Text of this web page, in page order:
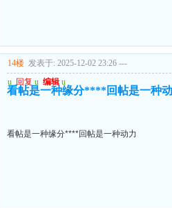
14楼 发表于: 2025-12-02 23:26 ---
u 回复 u 编辑 u
看帖是一种缘分****回帖是一种
看帖是一种缘分****回帖是一种动力